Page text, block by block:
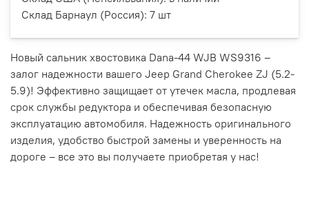
Склад Барнаул (Россия): 7 шт
Новый сальник хвостовика Dana-44 WJB WS9316 –
залог надежности вашего Jeep Grand Cherokee ZJ (5.2-
5.9)! Эффективно защищает от утечек масла, продлевая
срок службы редуктора и обеспечивая безопасную
эксплуатацию автомобиля. Надежность оригинального
изделия, удобство быстрой замены и уверенность на
дороге – все это вы получаете приобретая у нас!